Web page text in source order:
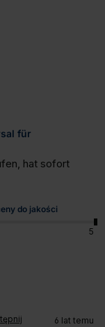
für
hat sofort
do jakości
5
6 lat temu